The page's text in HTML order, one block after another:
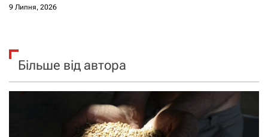
9 Липня, 2026
Більше від автора